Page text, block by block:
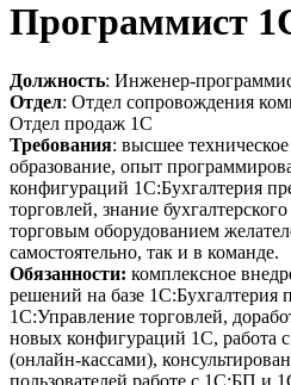
Программист
Должность: Инженер-
Отдел: Отдел сопровождения
Отдел продаж 1С
Требования: высшее
образование, опыт
конфигураций 1С:Бухгалтерия
торговлей, знание
торговым оборудованием
самостоятельно, так и в команде.
Обязанности: комплексное
решений на базе 1С:Бухгалтерия
1С:Управление торговлей,
новых конфигураций 1С, работа
(онлайн-кассами),
пользователей работе с 1С:БП и